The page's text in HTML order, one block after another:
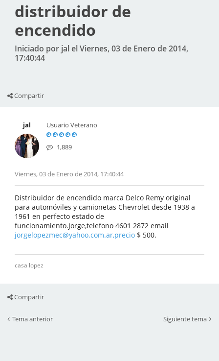
distribuidor de
encendido
Iniciado por jal el Viernes, 03 de Enero de 2014,
17:40:44
Compartir
jal Usuario Veterano
1,889
Viernes, 03 de Enero de 2014, 17:40:44
Distribuidor de encendido marca Delco Remy original
para automóviles y camionetas Chevrolet desde 1938 a
1961 en perfecto estado de
funcionamiento.Jorge,telefono 4601 2872 email
jorgelopezmec@yahoo.com.ar,precio $ 500.
casa lopez
Compartir
Tema anterior Siguiente tema